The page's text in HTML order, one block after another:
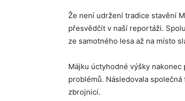
Že není udržení tradice stavění
přesvědčit v naší reportáži.
ze samotného lesa až na místo
Májku úctyhodné výšky
problémů. Následovala
zbrojnicí.